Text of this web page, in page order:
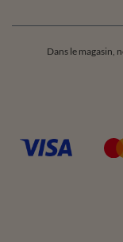
Dans le magasin,